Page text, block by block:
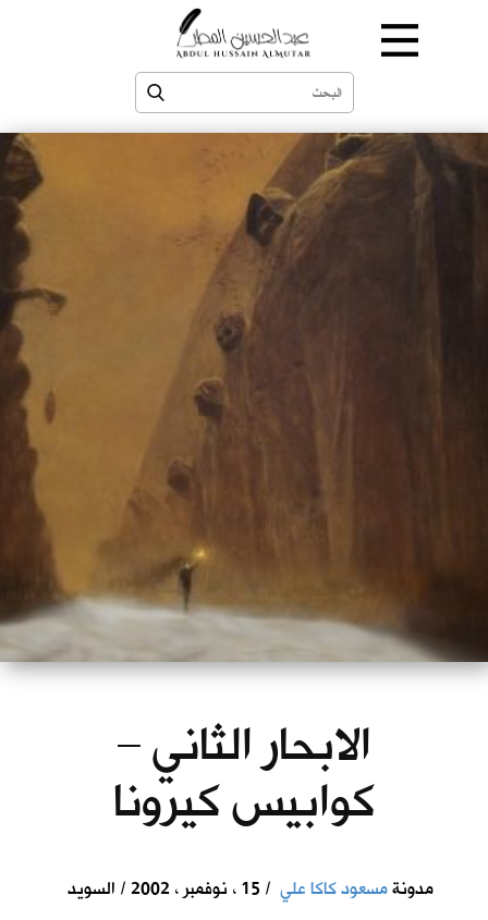
الابحار الثاني –
كوابيس كيرونا
مدونةمسعود كاكا علي / 15 ، نوفمبر ، 2002 / السويد